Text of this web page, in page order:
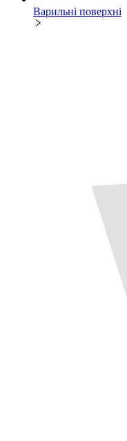
Варильні поверхні